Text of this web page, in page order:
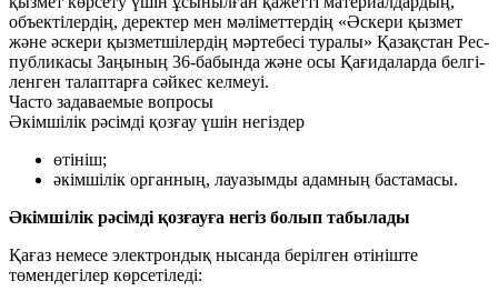
объ­ек­ті­лер­дің, де­ректер мен мә­лі­мет­тер­дің «Әс­ке­ри қыз­мет
және әс­ке­ри қыз­мет­ші­лер­дің мәр­те­бе­сі ту­ра­лы» Қа­зақ­стан Рес­
пуб­ли­ка­сы За­ңы­ның 36-ба­бын­да және осы Қа­ғи­да­лар­да бел­гі­
лен­ген та­лап­тар­ға сәй­кес кел­ме­уі.
Часто задаваемые вопросы
Әкімшілік рәсімді қозғау үшін негіздер
өтініш;
әкімшілік органның, лауазымды адамның бастамасы.
Әкімшілік рәсімді қозғауға негіз болып табылады
Қағаз немесе электрондық нысанда берілген өтініште
төмендегілер көрсетіледі: